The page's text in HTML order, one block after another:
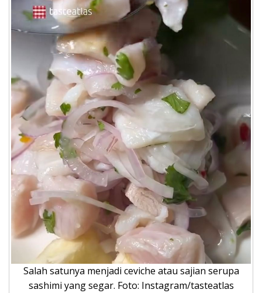
Salah satunya menjadi ceviche atau sajian serupa
sashimi yang segar. Foto: Instagram/tasteatlas